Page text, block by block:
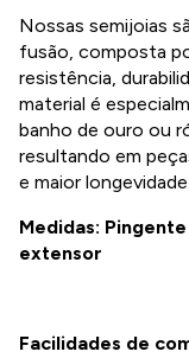
Nossas semijoias
fusão, composta
resistência,
material é
banho de ouro ou
resultando em
e maior longevidade.
Medidas:
extensor
Facilidades de